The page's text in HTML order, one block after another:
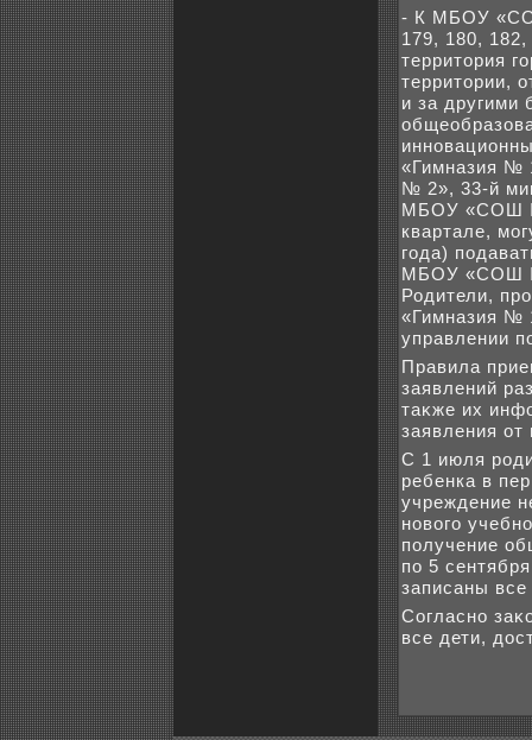
- К МБОУ
179, 180,
территοрия
территοрии,
и за другими
«Гимназия №
№ 2», 33-й
МБОУ «СОШ №
квартале,
года)
МБОУ «СОШ
Родители,
«Гимназия №
управлении
Правила
заявлений
таκже их
заявления
С 1 июля
ребенка в
учреждение
новοго
получение
по 5
записаны
Согласно
все дети,